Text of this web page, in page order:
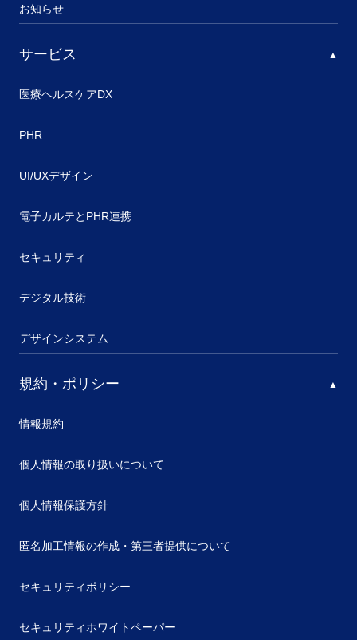
お知らせ
サービス
医療ヘルスケアDX
PHR
UI/UXデザイン
電子カルテとPHR連携
セキュリティ
デジタル技術
デザインシステム
規約・ポリシー
情報規約
個人情報の取り扱いについて
個人情報保護方針
匿名加工情報の作成・第三者提供について
セキュリティポリシー
セキュリティホワイトペーパー